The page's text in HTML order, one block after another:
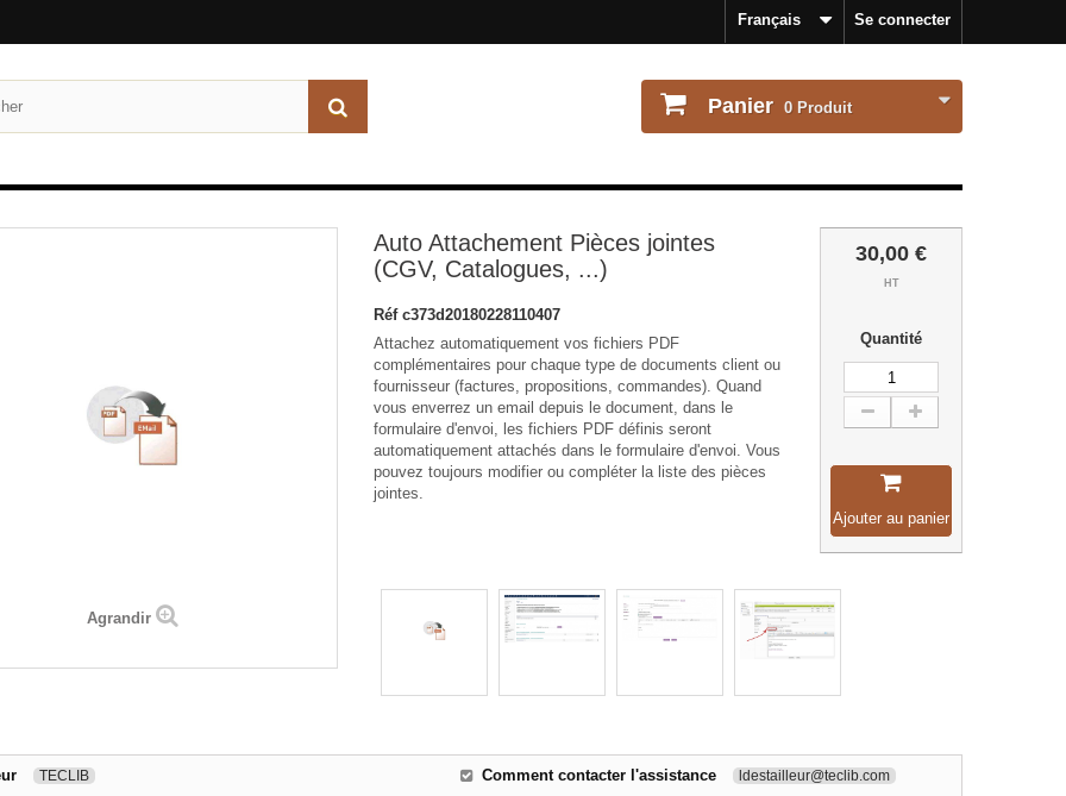
Se connecter
Français
Panier 0 Produit
Agrandir
Auto Attachement Pièces jointes
(CGV, Catalogues, ...)
Réf c373d20180228110407
Attachez automatiquement vos fichiers PDF
complémentaires pour chaque type de documents client ou
fournisseur (factures, propositions, commandes). Quand
vous enverrez un email depuis le document, dans le
formulaire d'envoi, les fichiers PDF définis seront
automatiquement attachés dans le formulaire d'envoi. Vous
pouvez toujours modifier ou compléter la liste des pièces
jointes.
30,00 €
HT
Quantité
Ajouter au panier
TECLIB Comment contacter l'assistance ldestailleur@teclib.com